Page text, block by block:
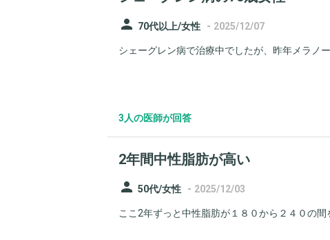
person 70代以上/女性 - 2025/12/07
シェーグレン病で治療中でしたが、昨年メラノ
3人の医師が回答
2年間中性脂肪が高い
person 50代/女性 - 2025/12/03
ここ2年ずっと中性脂肪が１８０から２４０の間